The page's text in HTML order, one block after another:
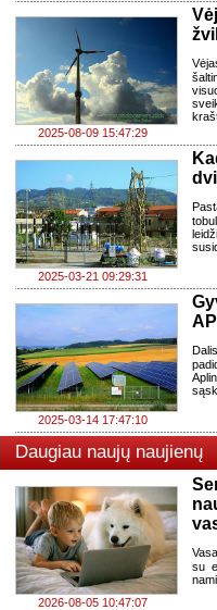
2025-08-09 15:47:29
2025-03-21 09:29:31
2025-03-14 17:47:10
Daugiau naujų naujienų
2026-08-05 10:47:07
su